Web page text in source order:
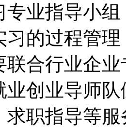
专业指导小
习的过程管
联合行业企
业创业导师
求职指导等